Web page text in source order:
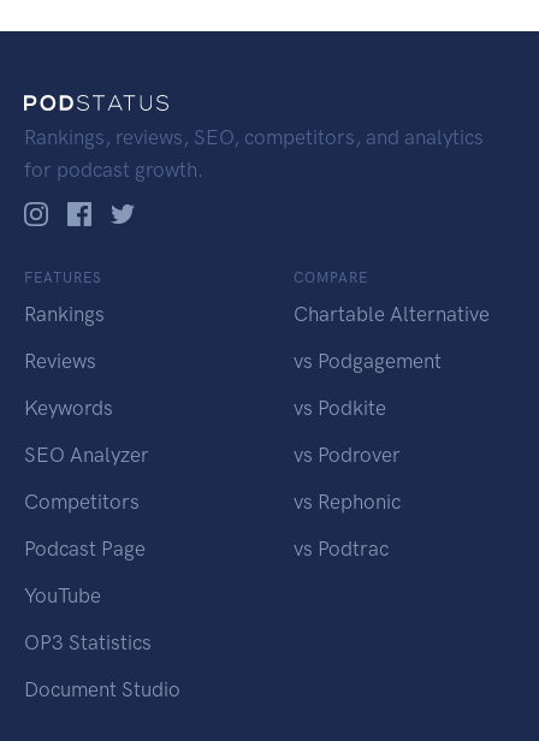
Rankings, reviews, SEO, competitors, and analytics
for podcast growth.
FEATURES
Rankings
Reviews
Keywords
SEO Analyzer
Competitors
Podcast Page
YouTube
OP3 Statistics
Document Studio
COMPARE
Chartable Alternative
vs Podgagement
vs Podkite
vs Podrover
vs Rephonic
vs Podtrac